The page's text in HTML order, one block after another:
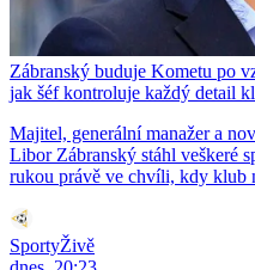
Zábranský buduje Kometu po
jak šéf kontroluje každý detail
Majitel, generální manažer a
Libor Zábranský stáhl veškeré
rukou právě ve chvíli, kdy klub
SportyŽivě